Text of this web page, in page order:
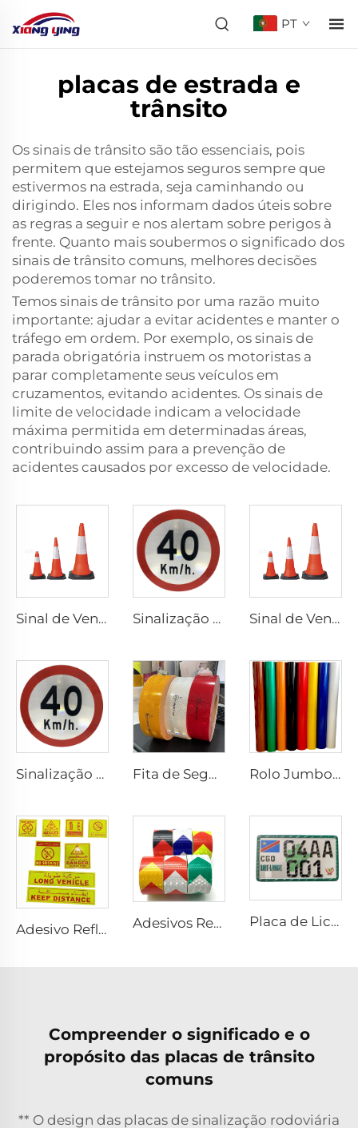
PT
placas de estrada e
trânsito
Os sinais de trânsito são tão essenciais, pois
permitem que estejamos seguros sempre que
estivermos na estrada, seja caminhando ou
dirigindo. Eles nos informam dados úteis sobre
as regras a seguir e nos alertam sobre perigos à
frente. Quanto mais soubermos o significado dos
sinais de trânsito comuns, melhores decisões
poderemos tomar no trânsito.
Temos sinais de trânsito por uma razão muito
importante: ajudar a evitar acidentes e manter o
tráfego em ordem. Por exemplo, os sinais de
parada obrigatória instruem os motoristas a
parar completamente seus veículos em
cruzamentos, evitando acidentes. Os sinais de
limite de velocidade indicam a velocidade
máxima permitida em determinadas áreas,
contribuindo assim para a prevenção de
acidentes causados por excesso de velocidade.
Sinal de Venda Quente Cones de Trânsito de PVC Flexível Refletivo de Segurança Sinalização Refletiva Personalizada de Preço Barato para Segurança no Trânsito Sinal de Venda Quente Cones de Trânsito de PVC Flexível Refletivo de Segurança
Sinalização Refletiva Personalizada de Preço Barato para Segurança no Trânsito Fita de Segurança Retrorrefletiva Ultra Brilhante ECE 104R para Caminhão e Reboque Rolo Jumbo de Vinil Refletivo 3200, Filme de Folha Refletiva para Placa de Veículo
Adesivo Refletivo Personalizado em PET/PVC com Letras Árabes, Longo para Veículo /Proibido Fumar/Mantenha Distância/Extintor de Incêndio/Perigo para ARÁBIA SAUDITA Adesivos Retrorrefletivos Prismáticos de PVC com Preço Barato, Fita Refletiva para Caminhão Placa de Licença Personalizada de Alumínio para Carro
Compreender o significado e o
propósito das placas de trânsito
comuns
** O design das placas de sinalização rodoviária